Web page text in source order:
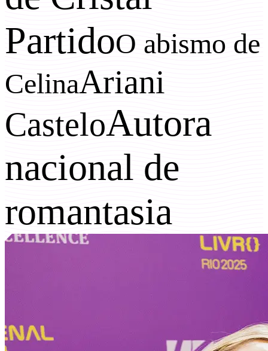
PartidoO abismo de
CelinaAriani
CasteloAutora
nacional de
romantasia